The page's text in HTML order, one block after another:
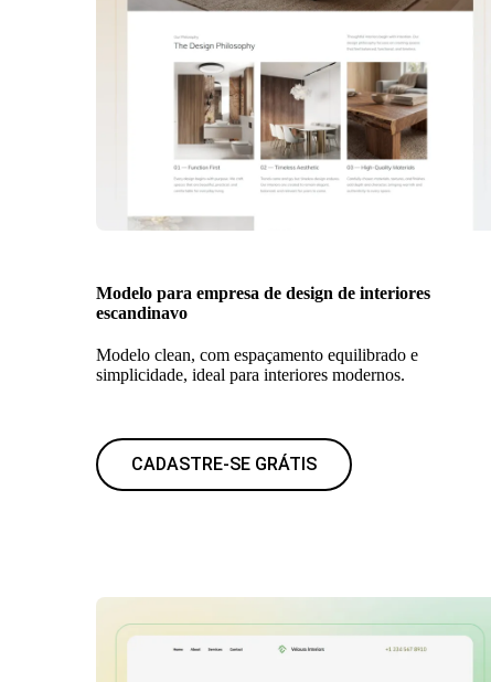
Modelo para empresa de design de interiores
escandinavo
Modelo clean, com espaçamento equilibrado e
simplicidade, ideal para interiores modernos.
CADASTRE-SE GRÁTIS